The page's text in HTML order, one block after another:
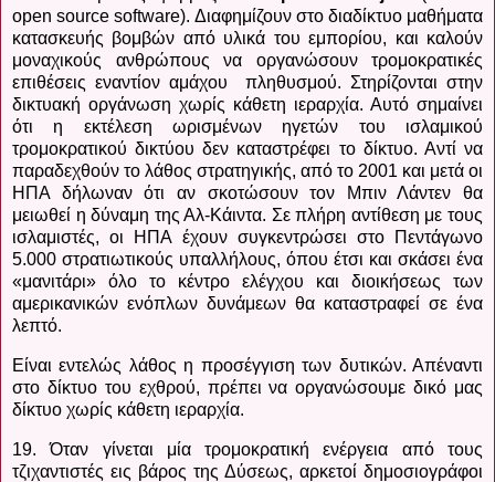
open source software). Διαφημίζουν στο διαδίκτυο μαθήματα
κατασκευής βομβών από υλικά του εμπορίου, και καλούν
μοναχικούς ανθρώπους να οργανώσουν τρομοκρατικές
επιθέσεις εναντίον αμάχου πληθυσμού. Στηρίζονται στην
δικτυακή οργάνωση χωρίς κάθετη ιεραρχία. Αυτό σημαίνει
ότι η εκτέλεση ωρισμένων ηγετών του ισλαμικού
τρομοκρατικού δικτύου δεν καταστρέφει το δίκτυο. Αντί να
παραδεχθούν το λάθος στρατηγικής, από το 2001 και μετά οι
ΗΠΑ δήλωναν ότι αν σκοτώσουν τον Μπιν Λάντεν θα
μειωθεί η δύναμη της Αλ-Κάιντα. Σε πλήρη αντίθεση με τους
ισλαμιστές, οι ΗΠΑ έχουν συγκεντρώσει στο Πεντάγωνο
5.000 στρατιωτικούς υπαλλήλους, όπου έτσι και σκάσει ένα
«μανιτάρι» όλο το κέντρο ελέγχου και διοικήσεως των
αμερικανικών ενόπλων δυνάμεων θα καταστραφεί σε ένα
λεπτό.
Είναι εντελώς λάθος η προσέγγιση των δυτικών. Απέναντι
στο δίκτυο του εχθρού, πρέπει να οργανώσουμε δικό μας
δίκτυο χωρίς κάθετη ιεραρχία.
19. Όταν γίνεται μία τρομοκρατική ενέργεια από τους
τζιχαντιστές εις βάρος της Δύσεως, αρκετοί δημοσιογράφοι